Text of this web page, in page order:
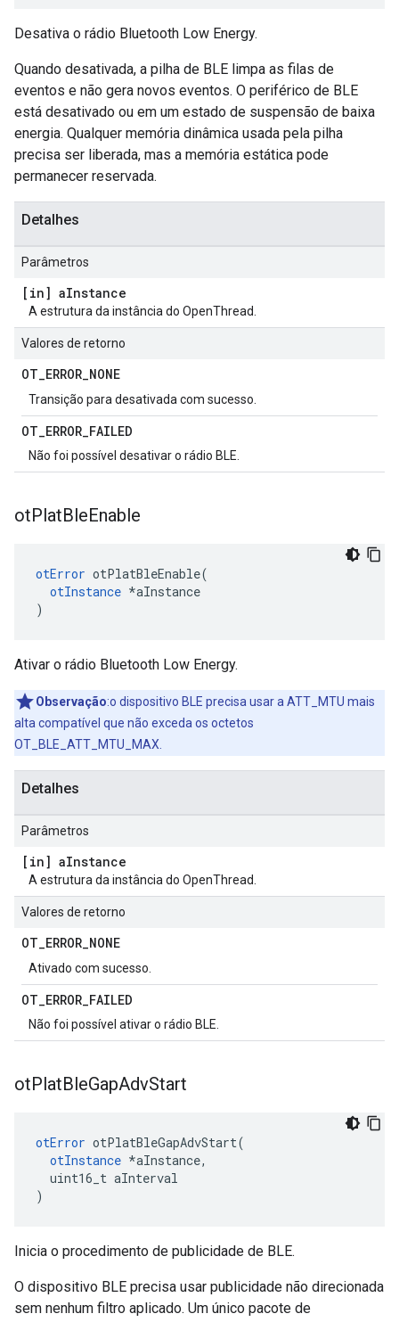
Desativa o rádio Bluetooth Low Energy.
Quando desativada, a pilha de BLE limpa as filas de
eventos e não gera novos eventos. O periférico de BLE
está desativado ou em um estado de suspensão de baixa
energia. Qualquer memória dinâmica usada pela pilha
precisa ser liberada, mas a memória estática pode
permanecer reservada.
Detalhes
Parâmetros
[in] aInstance
A estrutura da instância do OpenThread.
Valores de retorno
OT_ERROR_NONE
Transição para desativada com sucesso.
OT_ERROR_FAILED
Não foi possível desativar o rádio BLE.
otPlatBleEnable
otError otPlatBleEnable(
otInstance *aInstance
)
Ativar o rádio Bluetooth Low Energy.
Observação:o dispositivo BLE precisa usar a ATT_MTU mais
alta compatível que não exceda os octetos
OT_BLE_ATT_MTU_MAX.
Detalhes
Parâmetros
[in] aInstance
A estrutura da instância do OpenThread.
Valores de retorno
OT_ERROR_NONE
Ativado com sucesso.
OT_ERROR_FAILED
Não foi possível ativar o rádio BLE.
otPlatBleGapAdvStart
otError otPlatBleGapAdvStart(
otInstance *aInstance,
uint16_t aInterval
)
Inicia o procedimento de publicidade de BLE.
O dispositivo BLE precisa usar publicidade não direcionada
sem nenhum filtro aplicado. Um único pacote de